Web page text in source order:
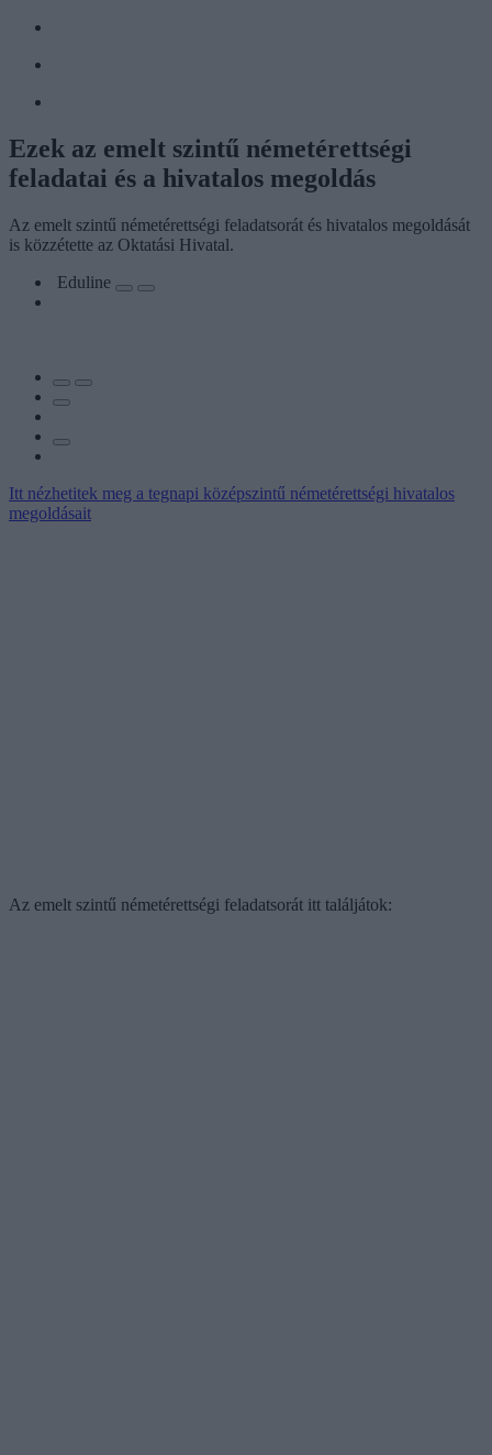
Ezek az emelt szintű németérettségi
feladatai és a hivatalos megoldás
Az emelt szintű németérettségi feladatsorát és hivatalos megoldását
is közzétette az Oktatási Hivatal.
Eduline
Itt nézhetitek meg a tegnapi középszintű németérettségi hivatalos
megoldásait
Az emelt szintű németérettségi feladatsorát itt találjátok: